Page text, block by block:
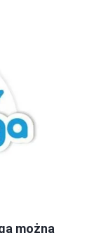
można